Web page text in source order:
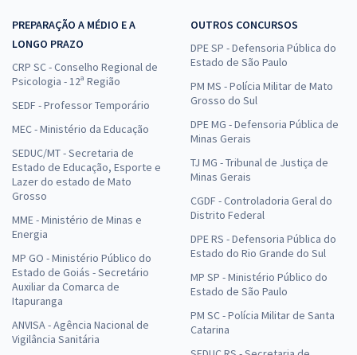
PREPARAÇÃO A MÉDIO E A
LONGO PRAZO
CRP SC - Conselho Regional de
Psicologia - 12ª Região
SEDF - Professor Temporário
MEC - Ministério da Educação
SEDUC/MT - Secretaria de
Estado de Educação, Esporte e
Lazer do estado de Mato
Grosso
MME - Ministério de Minas e
Energia
MP GO - Ministério Público do
Estado de Goiás - Secretário
Auxiliar da Comarca de
Itapuranga
ANVISA - Agência Nacional de
Vigilância Sanitária
OUTROS CONCURSOS
DPE SP - Defensoria Pública do
Estado de São Paulo
PM MS - Polícia Militar de Mato
Grosso do Sul
DPE MG - Defensoria Pública de
Minas Gerais
TJ MG - Tribunal de Justiça de
Minas Gerais
CGDF - Controladoria Geral do
Distrito Federal
DPE RS - Defensoria Pública do
Estado do Rio Grande do Sul
MP SP - Ministério Público do
Estado de São Paulo
PM SC - Polícia Militar de Santa
Catarina